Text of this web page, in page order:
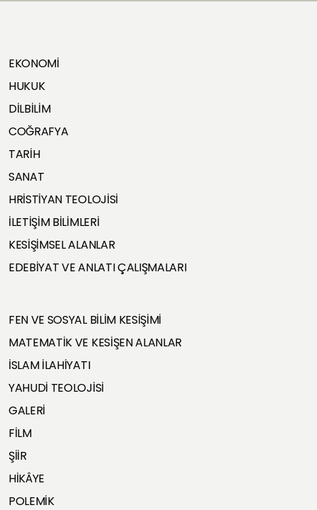
EKONOMİ
HUKUK
DİLBİLİM
COĞRAFYA
TARİH
SANAT
HRİSTİYAN TEOLOJİSİ
İLETİŞİM BİLİMLERİ
KESİŞİMSEL ALANLAR
EDEBİYAT VE ANLATI ÇALIŞMALARI
FEN VE SOSYAL BİLİM KESİŞİMİ
MATEMATİK VE KESİŞEN ALANLAR
İSLAM İLAHİYATI
YAHUDİ TEOLOJİSİ
GALERİ
FİLM
ŞİİR
HİKÂYE
POLEMİK